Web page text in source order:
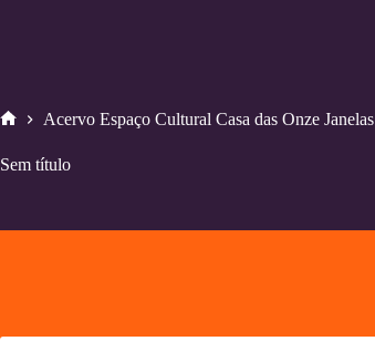
Acervo Espaço Cultural Casa das Onze Janelas
Sem título